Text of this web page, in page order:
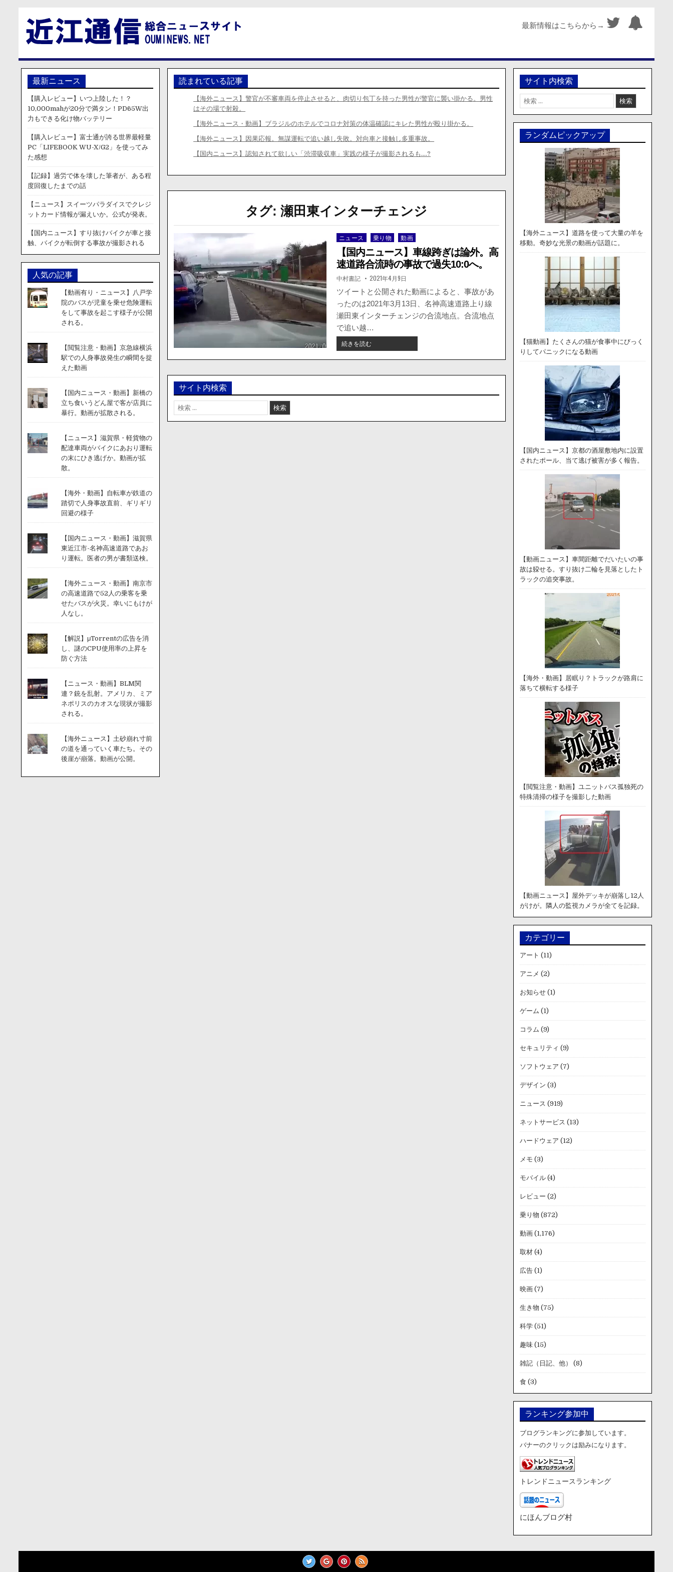
最新情報はこちらから→
読まれている記事
【海外ニュース】警官が不審車両を停止させると、肉切り包丁を持った男性が警官に襲い掛かる。男性
はその場で射殺。
【海外ニュース・動画】ブラジルのホテルでコロナ対策の体温確認にキレた男性が殴り掛かる。
【海外ニュース】因果応報。無謀運転で追い越し失敗。対向車と接触し多重事故。
【国内ニュース】認知されて欲しい「渋滞吸収車」実践の様子が撮影されるも….?
タグ:瀬田東インターチェンジ
Posted
ニュース 乗り物 動画
【国内ニュース】車線跨ぎは論外。高
速道路合流時の事故で過失10:0へ。
著
者:
中村書記 掲
載
日：
2021年4月9日
ツイートと公開された動画によると、事故があ
ったのは2021年3月13日、名神高速道路上り線
瀬田東インターチェンジの合流地点。合流地点
で追い越…
続きを読む【国
内
ニ
サイト内検索
検
索:
最新ニュース
【購入レビュー】いつ上陸した！？
10,000mahが20分で満タン！PD65W出
力もできる化け物バッテリー
【購入レビュー】富士通が誇る世界最軽量
PC「LIFEBOOK WU-X/G2」を使ってみ
た感想
【記録】過労で体を壊した筆者が、ある程
度回復したまでの話
【ニュース】スイーツパラダイスでクレジ
ットカード情報が漏えいか。公式が発表。
【国内ニュース】すり抜けバイクが車と接
触、バイクが転倒する事故が撮影される
人気の記事
【動画有り・ニュース】八戸学
院のバスが児童を乗せ危険運転
をして事故を起こす様子が公開
される。
【閲覧注意・動画】京急線横浜
駅での人身事故発生の瞬間を捉
えた動画
【国内ニュース・動画】新橋の
立ち食いうどん屋で客が店員に
暴行。動画が拡散される。
【ニュース】滋賀県・軽貨物の
配達車両がバイクにあおり運転
の末にひき逃げか。動画が拡
散。
【海外・動画】自転車が鉄道の
踏切で人身事故直前、ギリギリ
回避の様子
【国内ニュース・動画】滋賀県
東近江市-名神高速道路であお
り運転。医者の男が書類送検。
【海外ニュース・動画】南京市
の高速道路で52人の乗客を乗
せたバスが火災。幸いにもけが
人なし。
【解説】μTorrentの広告を消
し、謎のCPU使用率の上昇を
防ぐ方法
【ニュース・動画】BLM関
連？銃を乱射。アメリカ、ミア
ネポリスのカオスな現状が撮影
される。
【海外ニュース】土砂崩れ寸前
の道を通っていく車たち。その
後崖が崩落。動画が公開。
サイト内検索
検
索:
ランダムピックアップ
【海外ニュース】道路を使って大量の羊を
移動。奇妙な光景の動画が話題に。
【猫動画】たくさんの猫が食事中にびっく
りしてパニックになる動画
【国内ニュース】京都の酒屋敷地内に設置
されたポール、当て逃げ被害が多く報告。
【動画ニュース】車間距離でだいたいの事
故は躱せる。すり抜け二輪を見落としたト
ラックの追突事故。
【海外・動画】居眠り？トラックが路肩に
落ちて横転する様子
【閲覧注意・動画】ユニットバス孤独死の
特殊清掃の様子を撮影した動画
【動画ニュース】屋外デッキが崩落し12人
がけが。隣人の監視カメラが全てを記録。
カテゴリー
アート (11)
アニメ (2)
お知らせ(1)
ゲーム (1)
コラム (9)
セキュリティ (9)
ソフトウェア (7)
デザイン (3)
ニュース (919)
ネットサービス (13)
ハードウェア (12)
メモ (3)
モバイル(4)
レビュー (2)
乗り物 (872)
動画(1,176)
取材(4)
広告(1)
映画(7)
生き物 (75)
科学(51)
趣味(15)
雑記（日記、他） (8)
食 (3)
ランキング参加中
ブログランキングに参加しています。
バナーのクリックは励みになります。
トレンドニュースランキング
にほんブログ村